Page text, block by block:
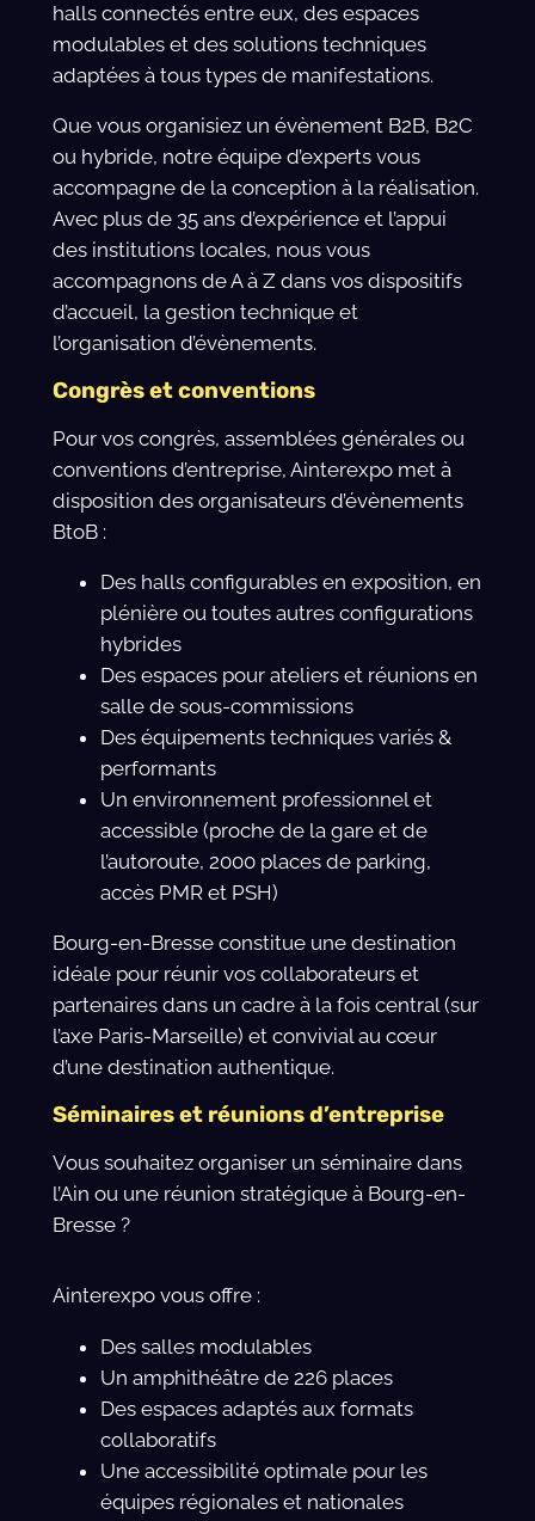
halls connectés entre eux, des espaces
modulables et des solutions techniques
adaptées à tous types de manifestations.
Que vous organisiez un évènement B2B, B2C
ou hybride, notre équipe d’experts vous
accompagne de la conception à la réalisation.
Avec plus de 35 ans d’expérience et l’appui
des institutions locales, nous vous
accompagnons de A à Z dans vos dispositifs
d’accueil, la gestion technique et
l’organisation d’évènements.
Congrès et conventions
Pour vos congrès, assemblées générales ou
conventions d’entreprise, Ainterexpo met à
disposition des organisateurs d’évènements
BtoB :
Des halls configurables en exposition, en
plénière ou toutes autres configurations
hybrides
Des espaces pour ateliers et réunions en
salle de sous-commissions
Des équipements techniques variés &
performants
Un environnement professionnel et
accessible (proche de la gare et de
l’autoroute, 2000 places de parking,
accès PMR et PSH)
Bourg-en-Bresse constitue une destination
idéale pour réunir vos collaborateurs et
partenaires dans un cadre à la fois central (sur
l’axe Paris-Marseille) et convivial au cœur
d’une destination authentique.
Séminaires et réunions d’entreprise
Vous souhaitez organiser un séminaire dans
l’Ain ou une réunion stratégique à Bourg-en-
Bresse ?
Ainterexpo vous offre :
Des salles modulables
Un amphithéâtre de 226 places
Des espaces adaptés aux formats
collaboratifs
Une accessibilité optimale pour les
équipes régionales et nationales